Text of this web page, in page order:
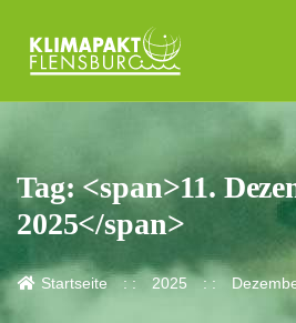
Tag: <span>11.
2025</span>
Startseite 2025